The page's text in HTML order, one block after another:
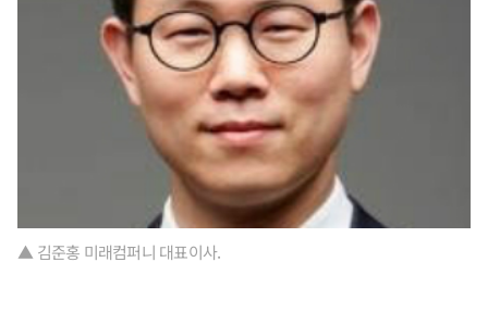
▲ 김준홍 미래컴퍼니 대표이사.